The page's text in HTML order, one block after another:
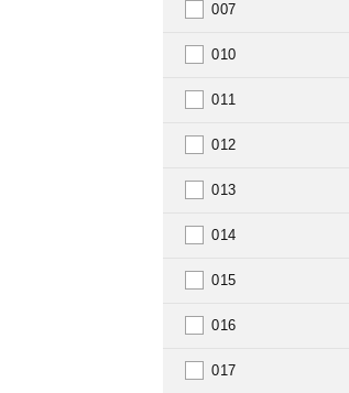
007
010
011
012
013
014
015
016
017